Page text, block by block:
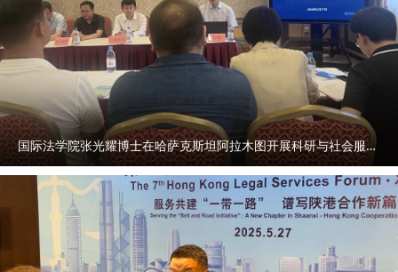
国际法学院张光耀博士在哈萨克斯坦阿拉木图开展科研与社会服务活动